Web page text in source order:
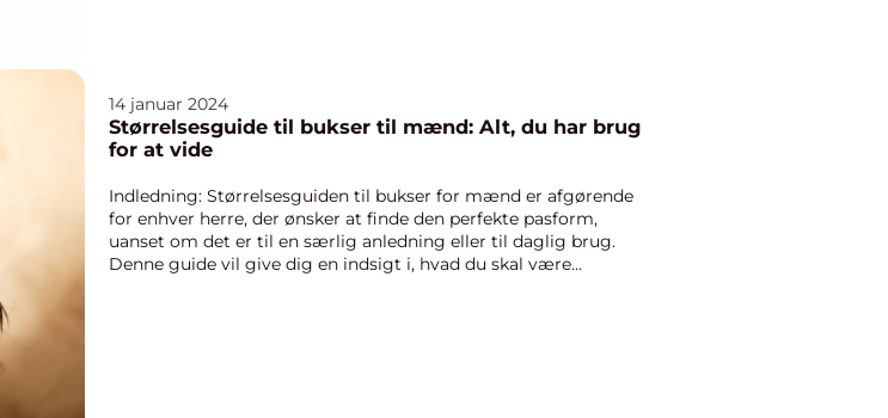
14 januar 2024
Størrelsesguide til bukser til mænd: Alt, du har brug
for at vide
Indledning: Størrelsesguiden til bukser for mænd er afgørende
for enhver herre, der ønsker at finde den perfekte pasform,
uanset om det er til en særlig anledning eller til daglig brug.
Denne guide vil give dig en indsigt i, hvad du skal være